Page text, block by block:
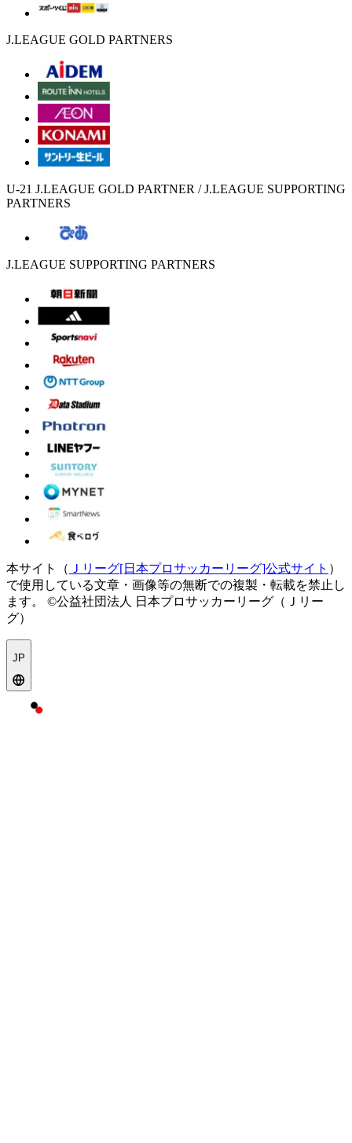
J.LEAGUE GOLD PARTNERS
U-21 J.LEAGUE GOLD PARTNER / J.LEAGUE SUPPORTING
PARTNERS
J.LEAGUE SUPPORTING PARTNERS
本サイト（ Ｊリーグ[日本プロサッカーリーグ]公式サイト ）
で使用している文章・画像等の無断での複製・転載を禁止し
ます。
©公益社団法人 日本プロサッカーリーグ（Ｊリー
グ）
JP